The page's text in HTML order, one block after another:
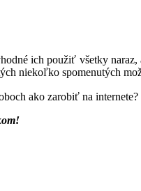
ich použiť všetky
niekoľko spomenutých
ako zarobiť na